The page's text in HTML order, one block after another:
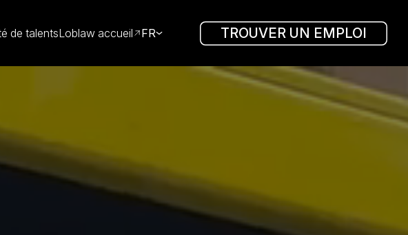
de talentsLoblaw accueil FR TROUVER UN EMPLOI